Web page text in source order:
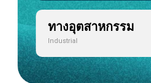
ทางอุตสาหกรรม
Industrial